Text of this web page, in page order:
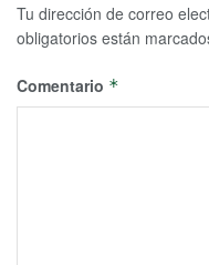
Tu dirección de correo
obligatorios están
Comentario *